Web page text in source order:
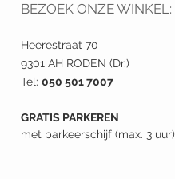
BEZOEK ONZE WINKEL:
Heerestraat 70
9301 AH RODEN (Dr.)
Tel: 050 501 7007
GRATIS PARKEREN
met parkeerschijf (max. 3 uur)